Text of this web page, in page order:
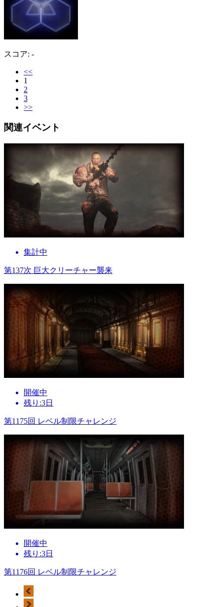
スコア: -
<<
1
2
3
>>
関連イベント
集計中
第137次 巨大クリーチャー襲来
開催中
残り:3日
第1175回 レベル制限チャレンジ
開催中
残り:3日
第1176回 レベル制限チャレンジ